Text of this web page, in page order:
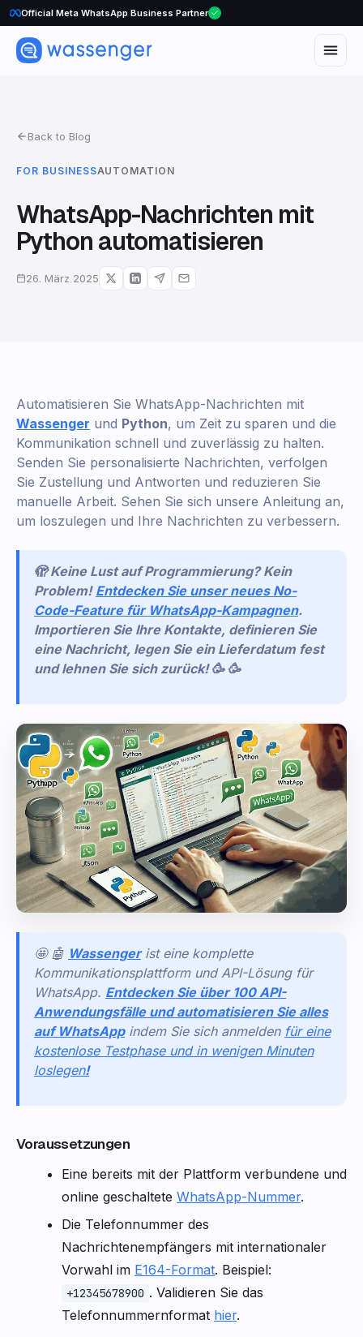
Official Meta WhatsApp Business Partner
Back to Blog
FOR BUSINESSAUTOMATION
WhatsApp-Nachrichten mit
Python automatisieren
26. März 2025
Automatisieren Sie WhatsApp-Nachrichten mit
Wassenger und Python, um Zeit zu sparen und die
Kommunikation schnell und zuverlässig zu halten.
Senden Sie personalisierte Nachrichten, verfolgen
Sie Zustellung und Antworten und reduzieren Sie
manuelle Arbeit. Sehen Sie sich unsere Anleitung an,
um loszulegen und Ihre Nachrichten zu verbessern.
🫣 Keine Lust auf Programmierung? Kein
Problem! Entdecken Sie unser neues No-
Code-Feature für WhatsApp-Kampagnen.
Importieren Sie Ihre Kontakte, definieren Sie
eine Nachricht, legen Sie ein Lieferdatum fest
und lehnen Sie sich zurück! 🥳 🥳
🤩 🤖 Wassenger ist eine komplette
Kommunikationsplattform und API-Lösung für
WhatsApp. Entdecken Sie über 100 API-
Anwendungsfälle und automatisieren Sie alles
auf WhatsApp indem Sie sich anmelden für eine
kostenlose Testphase und in wenigen Minuten
loslegen!
Voraussetzungen
Eine bereits mit der Plattform verbundene und
online geschaltete WhatsApp-Nummer.
Die Telefonnummer des
Nachrichtenempfängers mit internationaler
Vorwahl im E164-Format. Beispiel:
+12345678900 . Validieren Sie das
Telefonnummernformat hier.